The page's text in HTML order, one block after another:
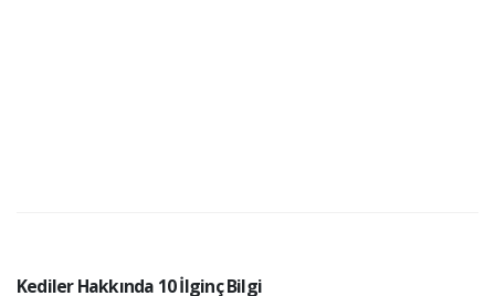
Kediler Hakkında 10 İlginç Bilgi